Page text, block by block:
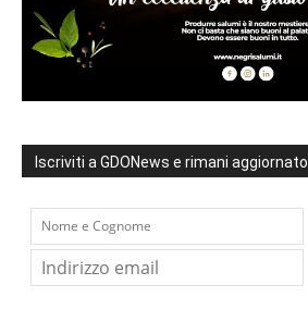
Iscriviti a GDONews e rimani aggiornato